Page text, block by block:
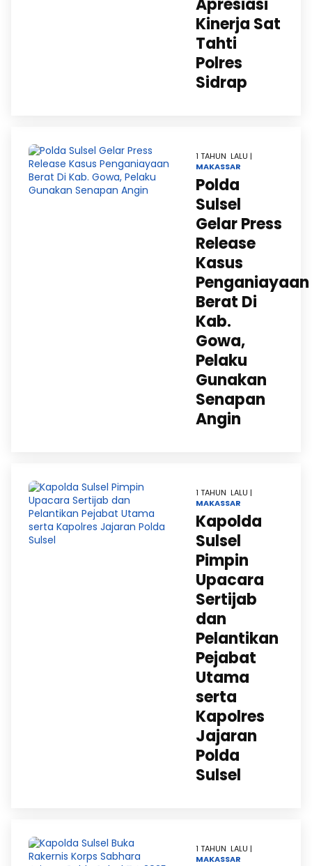
Apresiasi
Kinerja Sat
Tahti
Polres
Sidrap
1 TAHUN LALU |
MAKASSAR
Polda
Sulsel
Gelar Press
Release
Kasus
Penganiayaan
Berat Di
Kab.
Gowa,
Pelaku
Gunakan
Senapan
Angin
1 TAHUN LALU |
MAKASSAR
Kapolda
Sulsel
Pimpin
Upacara
Sertijab
dan
Pelantikan
Pejabat
Utama
serta
Kapolres
Jajaran
Polda
Sulsel
1 TAHUN LALU |
MAKASSAR